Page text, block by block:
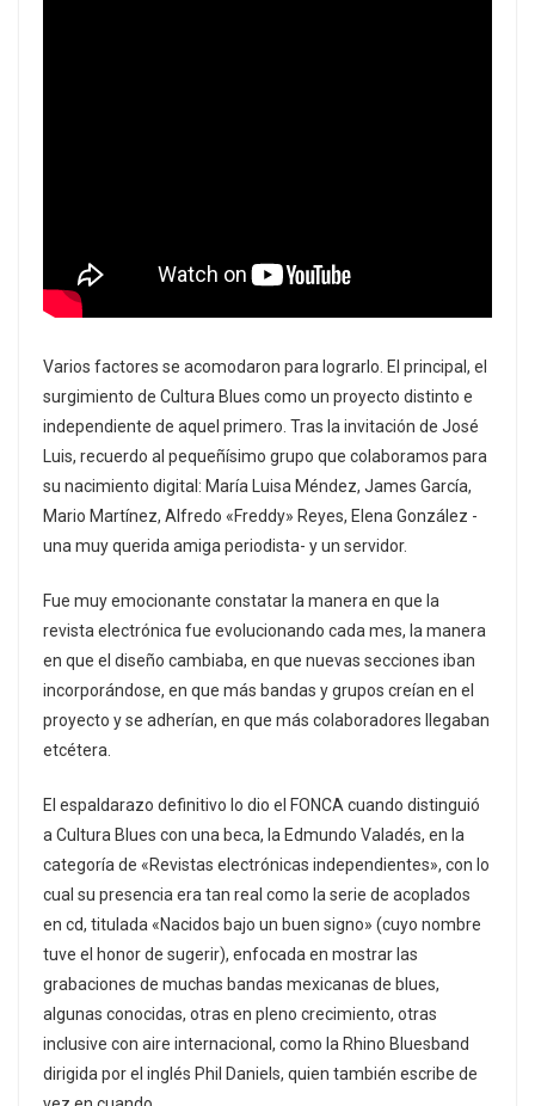
Varios factores se acomodaron para lograrlo. El principal, el
surgimiento de Cultura Blues como un proyecto distinto e
independiente de aquel primero. Tras la invitación de José
Luis, recuerdo al pequeñísimo grupo que colaboramos para
su nacimiento digital: María Luisa Méndez, James García,
Mario Martínez, Alfredo «Freddy» Reyes, Elena González -
una muy querida amiga periodista- y un servidor.
Fue muy emocionante constatar la manera en que la
revista electrónica fue evolucionando cada mes, la manera
en que el diseño cambiaba, en que nuevas secciones iban
incorporándose, en que más bandas y grupos creían en el
proyecto y se adherían, en que más colaboradores llegaban
etcétera.
El espaldarazo definitivo lo dio el FONCA cuando distinguió
a Cultura Blues con una beca, la Edmundo Valadés, en la
categoría de «Revistas electrónicas independientes», con lo
cual su presencia era tan real como la serie de acoplados
en cd, titulada «Nacidos bajo un buen signo» (cuyo nombre
tuve el honor de sugerir), enfocada en mostrar las
grabaciones de muchas bandas mexicanas de blues,
algunas conocidas, otras en pleno crecimiento, otras
inclusive con aire internacional, como la Rhino Bluesband
dirigida por el inglés Phil Daniels, quien también escribe de